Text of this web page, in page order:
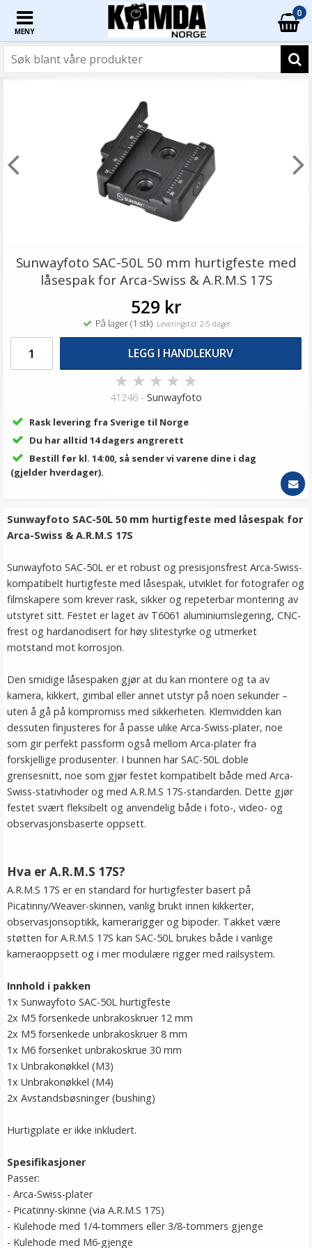
MENY
0
Sunwayfoto SAC-50L 50 mm hurtigfeste med
låsespak for Arca-Swiss & A.R.M.S 17S
529 kr
På lager (1 stk)Leveringstid: 2-5 dager
LEGG I HANDLEKURV
★ ★ ★ ★ ★
41246 - Sunwayfoto
Rask levering fra Sverige til Norge
Du har alltid 14 dagers angrerett
Bestill før kl. 14:00, så sender vi varene dine i dag
(gjelder hverdager).
Sunwayfoto SAC-50L 50 mm hurtigfeste med låsespak for
Arca-Swiss & A.R.M.S 17S
Sunwayfoto SAC-50L er et robust og presisjonsfrest Arca-Swiss-
kompatibelt hurtigfeste med låsespak, utviklet for fotografer og
filmskapere som krever rask, sikker og repeterbar montering av
utstyret sitt. Festet er laget av T6061 aluminiumslegering, CNC-
frest og hardanodisert for høy slitestyrke og utmerket
motstand mot korrosjon.
Den smidige låsespaken gjør at du kan montere og ta av
kamera, kikkert, gimbal eller annet utstyr på noen sekunder –
uten å gå på kompromiss med sikkerheten. Klemvidden kan
dessuten finjusteres for å passe ulike Arca-Swiss-plater, noe
som gir perfekt passform også mellom Arca-plater fra
forskjellige produsenter. I bunnen har SAC-50L doble
grensesnitt, noe som gjør festet kompatibelt både med Arca-
Swiss-stativhoder og med A.R.M.S 17S-standarden. Dette gjør
festet svært fleksibelt og anvendelig både i foto-, video- og
observasjonsbaserte oppsett.
Hva er A.R.M.S 17S?
A.R.M.S 17S er en standard for hurtigfester basert på
Picatinny/Weaver-skinnen, vanlig brukt innen kikkerter,
observasjonsoptikk, kamerarigger og bipoder. Takket være
støtten for A.R.M.S 17S kan SAC-50L brukes både i vanlige
kameraoppsett og i mer modulære rigger med railsystem.
Innhold i pakken
1x Sunwayfoto SAC-50L hurtigfeste
2x M5 forsenkede unbrakoskruer 12 mm
2x M5 forsenkede unbrakoskruer 8 mm
1x M6 forsenket unbrakoskrue 30 mm
1x Unbrakonøkkel (M3)
1x Unbrakonøkkel (M4)
2x Avstandsbøsninger (bushing)
Hurtigplate er ikke inkludert.
Spesifikasjoner
Passer:
- Arca-Swiss-plater
- Picatinny-skinne (via A.R.M.S 17S)
- Kulehode med 1/4-tommers eller 3/8-tommers gjenge
- Kulehode med M6-gjenge